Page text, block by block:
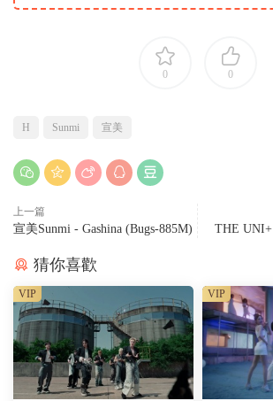
0 0
H Sunmi 宣美
上一篇
宣美Sunmi - Gashina (Bugs-885M) THE UNI+
猜你喜歡
VIP VIP